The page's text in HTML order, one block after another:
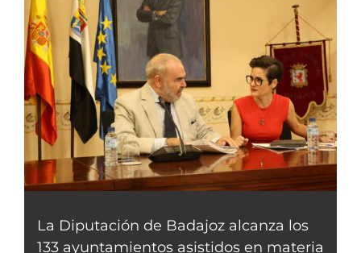
La Diputación de Badajoz alcanza los
133 ayuntamientos asistidos en materia